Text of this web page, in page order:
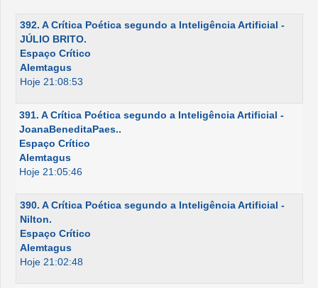
392. A Crítica Poética segundo a Inteligência Artificial -
JÚLIO BRITO.
Espaço Crítico
Alemtagus
Hoje 21:08:53
391. A Crítica Poética segundo a Inteligência Artificial -
JoanaBeneditaPaes..
Espaço Crítico
Alemtagus
Hoje 21:05:46
390. A Crítica Poética segundo a Inteligência Artificial -
Nilton.
Espaço Crítico
Alemtagus
Hoje 21:02:48